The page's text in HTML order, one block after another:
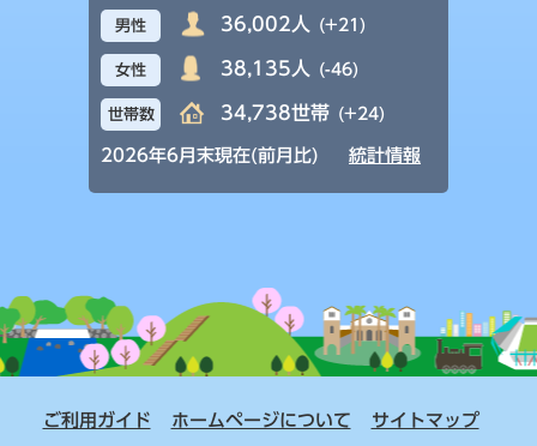
男性 36,002人 (+21)
女性 38,135人 (-46)
世帯数 34,738世帯 (+24)
2026年6月末現在(前月比) 統計情報
ご利用ガイド ホームページについて サイトマップ